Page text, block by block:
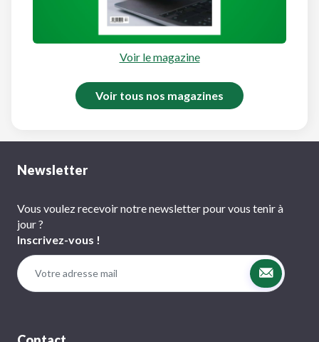
Voir le magazine
Voir tous nos magazines
Newsletter
Vous voulez recevoir notre newsletter pour vous tenir à
jour ?
Inscrivez-vous !